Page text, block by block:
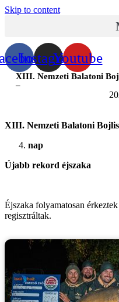
Skip to content
InstagramYoutube
XIII. Nemzeti Balatoni
–
XIII. Nemzeti Balatoni
nap
Újabb rekord éjszaka
Éjszaka folyamatosan
regisztráltak.